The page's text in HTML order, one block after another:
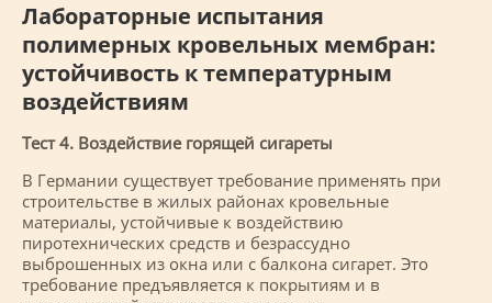
Лабораторные испытания
полимерных кровельных мембран:
устойчивость к температурным
воздействиям
Тест 4. Воздействие горящей сигареты
В Германии существует требование применять при
строительстве в жилых районах кровельные
материалы, устойчивые к воздействию
пиротехнических средств и безрассудно
выброшенных из окна или с балкона сигарет. Это
требование предъявляется к покрытиям и в